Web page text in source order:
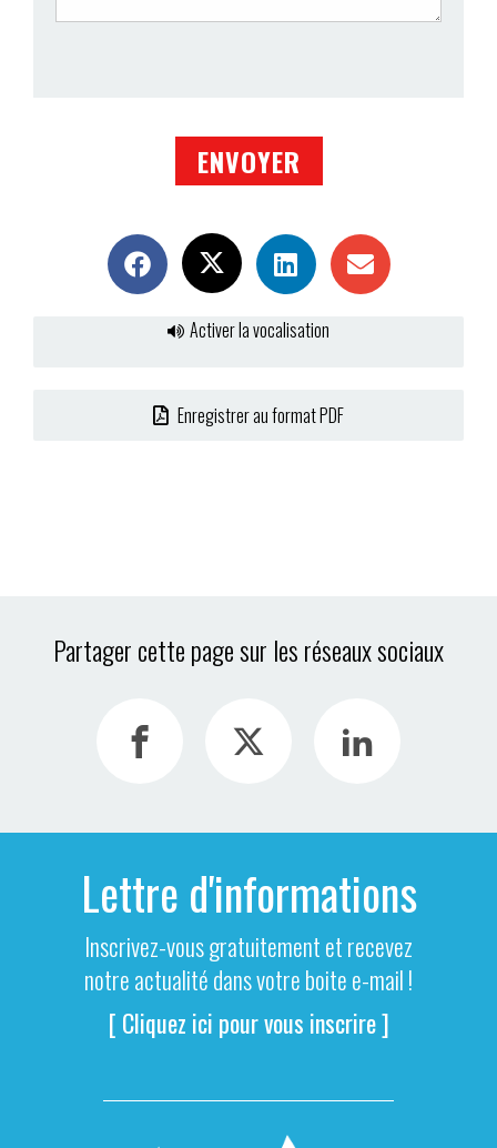
Activer la vocalisation
Enregistrer au format PDF
Partager cette page sur les réseaux sociaux
Lettre d'informations
Inscrivez-vous gratuitement et recevez
notre actualité dans votre boite e-mail !
[ Cliquez ici pour vous inscrire ]